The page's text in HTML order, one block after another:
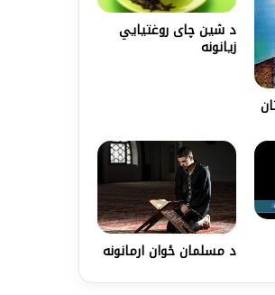
د شین چای روغتیایي
زیانونه
د مسلمان ځوان ارمانونه